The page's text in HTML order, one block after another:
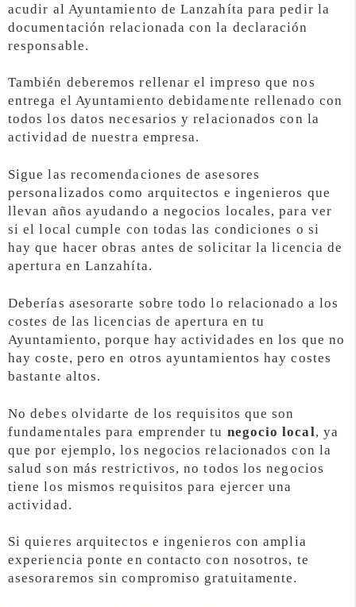
acudir al Ayuntamiento de Lanzahíta para pedir la
documentación relacionada con la declaración
responsable.
También deberemos rellenar el impreso que nos
entrega el Ayuntamiento debidamente rellenado con
todos los datos necesarios y relacionados con la
actividad de nuestra empresa.
Sigue las recomendaciones de asesores
personalizados como arquitectos e ingenieros que
llevan años ayudando a negocios locales, para ver
si el local cumple con todas las condiciones o si
hay que hacer obras antes de solicitar la licencia de
apertura en Lanzahíta.
Deberías asesorarte sobre todo lo relacionado a los
costes de las licencias de apertura en tu
Ayuntamiento, porque hay actividades en los que no
hay coste, pero en otros ayuntamientos hay costes
bastante altos.
No debes olvidarte de los requisitos que son
fundamentales para emprender tu negocio local, ya
que por ejemplo, los negocios relacionados con la
salud son más restrictivos, no todos los negocios
tiene los mismos requisitos para ejercer una
actividad.
Si quieres arquitectos e ingenieros con amplia
experiencia ponte en contacto con nosotros, te
asesoraremos sin compromiso gratuitamente.